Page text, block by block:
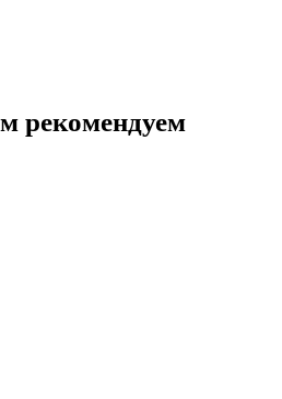
кафе и ресторанов
Лофт
рекомендуем